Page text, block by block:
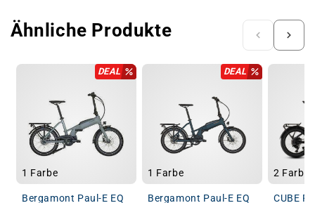
Ähnliche Produkte
DEAL
1 Farbe
Bergamont Paul-E EQ
DEAL
1 Farbe
Bergamont Paul-E EQ
2 Farben
CUBE